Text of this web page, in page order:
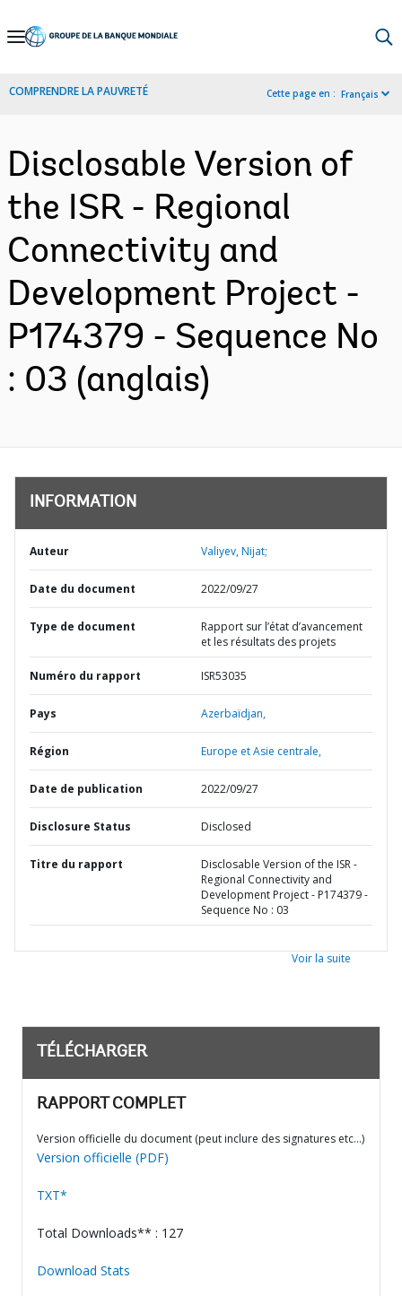
Skip
Navigation
COMPRENDRE LA PAUVRETÉ Cette page en : Français
Disclosable Version of
the ISR - Regional
Connectivity and
Development Project -
P174379 - Sequence No
: 03 (anglais)
INFORMATION
Auteur Valiyev, Nijat;
Date du document 2022/09/27
Type de document
Rapport sur l’état d’avancement
et les résultats des projets
Numéro du rapport ISR53035
Pays Azerbaïdjan,
Région Europe et Asie centrale,
Date de publication 2022/09/27
Disclosure Status Disclosed
Titre du rapport
Disclosable Version of the ISR -
Regional Connectivity and
Development Project - P174379 -
Sequence No : 03
Voir la suite
TÉLÉCHARGER
RAPPORT COMPLET
Version officielle du document (peut inclure des signatures etc…)
Version officielle (PDF)
TXT*
Total Downloads** : 127
Download Stats